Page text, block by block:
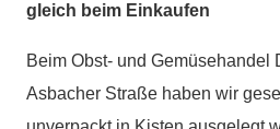
gleich beim Einkaufen
Beim Obst- und Gemüsehandel
Asbacher Straße haben wir